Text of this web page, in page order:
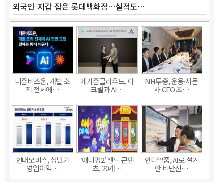
외국인 지갑 잡은 롯데백화점…실적도…
더존비즈온, 개발 조
직 전체에…
메가존클라우드, 아
크릴과 AI…
NH투증, 운용·자문
사 CEO 초…
현대모비스, 상반기
영업이익…
‘애니팡2’ 엔드 콘텐
츠, 20개…
한미약품, AI로 설계
한 비만신…